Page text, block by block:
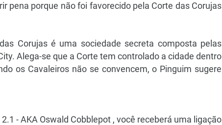
pena porque não foi favorecido pela Corte das Corujas
Corujas é uma sociedade secreta composta pelas
Alega-se que a Corte tem controlado a cidade dentro
os Cavaleiros não se convencem, o Pinguim sugere
- AKA Oswald Cobblepot , você receberá uma ligação